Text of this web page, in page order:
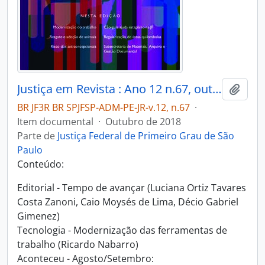
Justiça em Revista : Ano 12 n.67, out. 2018
BR JF3R BR SPJFSP-ADM-PE-JR-v.12, n.67 ·
Item documental · Outubro de 2018
Parte de Justiça Federal de Primeiro Grau de São
Paulo
Conteúdo:
Editorial - Tempo de avançar (Luciana Ortiz Tavares
Costa Zanoni, Caio Moysés de Lima, Décio Gabriel
Gimenez)
Tecnologia - Modernização das ferramentas de
trabalho (Ricardo Nabarro)
Aconteceu - Agosto/Setembro: